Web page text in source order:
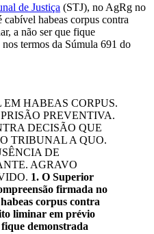
de Justiça (STJ), no AgRg no
habeas corpus contra
a não ser que fique
termos da Súmula 691 do
HABEAS CORPUS.
PREVENTIVA.
DECISÃO QUE
TRIBUNAL A QUO.
DE
AGRAVO
1. O Superior
firmada no
corpus contra
liminar em prévio
demonstrada